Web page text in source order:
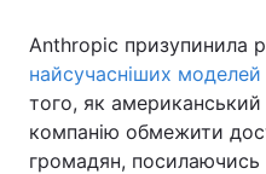
Головна
Україна
Економіка
Anthropic призупинила
найсучасніших моделей
того, як американський
компанію обмежити
громадян, посилаючись